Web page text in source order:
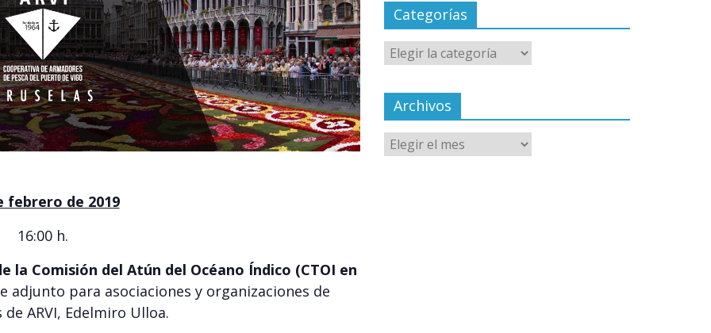
febrero de 2019
16:00 h.
la Comisión del Atún del Océano Índico (CTOI en
adjunto para asociaciones y organizaciones de
ARVI, Edelmiro Ulloa.
Categorías
Archivos